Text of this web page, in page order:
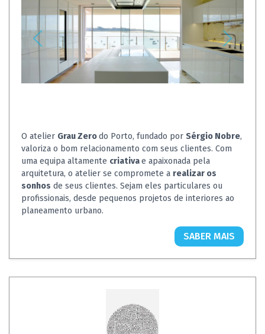
O atelier Grau Zerodo Porto, fundado por Sérgio Nobre,
valoriza o bom relacionamento com seus clientes. Com
uma equipa altamente criativae apaixonada pela
arquitetura, o atelier se compromete a realizar os
sonhos de seus clientes. Sejam eles particulares ou
profissionais, desde pequenos projetos de interiores ao
planeamento urbano.
SABER MAIS